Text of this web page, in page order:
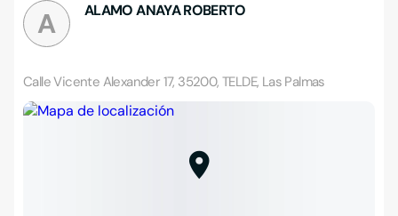
A ALAMO ANAYA ROBERTO
Calle Vicente Alexander 17, 35200, TELDE, Las Palmas